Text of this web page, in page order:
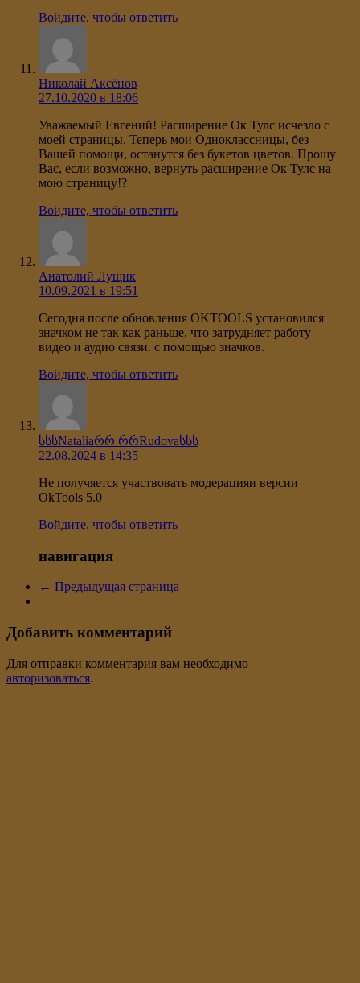
Войдите, чтобы ответить
Николай Аксёнов
27.10.2020 в 18:06
Уважаемый Евгений! Расширение Ок Тулс исчезло с
моей страницы. Теперь мои Одноклассницы, без
Вашей помощи, останутся без букетов цветов. Прошу
Вас, если возможно, вернуть расширение Ок Тулс на
мою страницу!?
Войдите, чтобы ответить
Анатолий Лущик
10.09.2021 в 19:51
Сегодня после обновления OKTOOLS установился
значком не так как раньше, что затрудняет работу
видео и аудио связи. с помощью значков.
Войдите, чтобы ответить
სსსNataliaრრ რრRudovaსსს
22.08.2024 в 14:35
Не получяется участвовать модерацияи версии
OkTools 5.0
Войдите, чтобы ответить
навигация
← Предыдущая страница
Добавить комментарий
Для отправки комментария вам необходимо
авторизоваться.